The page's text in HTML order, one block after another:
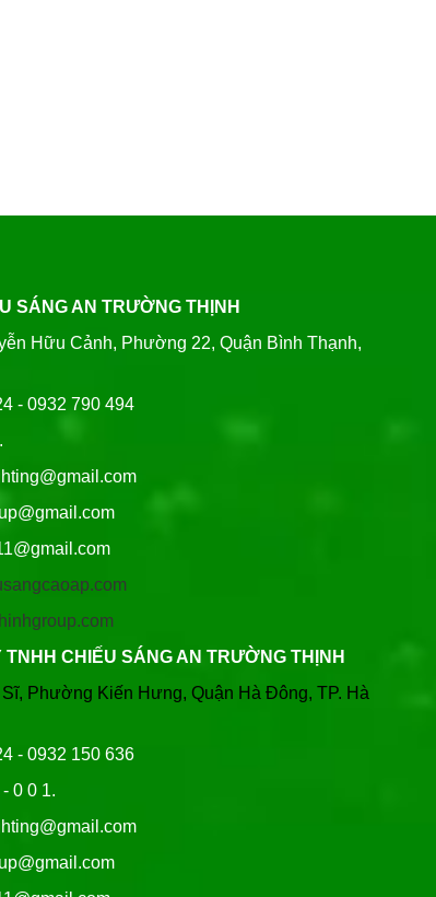
SÁNG AN TRƯỜNG THỊNH
Hữu Cảnh, Phường 22, Quận Bình Thạnh,
- 0932 790 494
CHIẾU SÁNG AN TRƯỜNG THỊNH
Phường Kiến Hưng, Quận Hà Đông, TP. Hà
- 0932 150 636
0 0 1.